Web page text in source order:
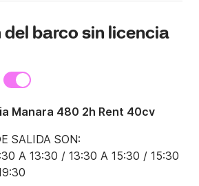
barco sin licencia
Manara 480 2h Rent 40cv
SALIDA SON:
A 13:30 / 13:30 A 15:30 / 15:30